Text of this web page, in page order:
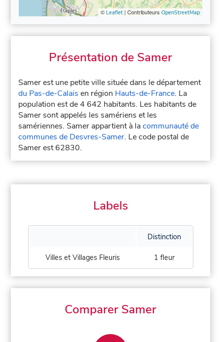
© Leaflet| Contributeurs OpenStreetMap
Présentation de Samer
Samer est une petite ville située dans le département
du Pas-de-Calais en région Hauts-de-France. La
population est de 4 642 habitants. Les habitants de
Samer sont appelés les samériens et les
samériennes. Samer appartient à lacommunauté de
communes de Desvres-Samer. Le code postal de
Samer est 62830.
Labels
Distinction
Villes et Villages Fleuris 1 fleur
Comparer Samer